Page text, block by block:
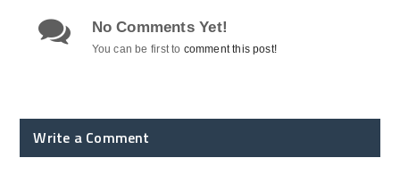
No Comments Yet!
You can be first to comment this post!
Write a Comment